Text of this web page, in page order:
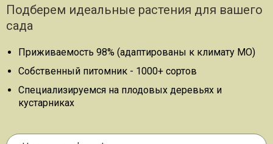
Подберем идеальные растения для вашего
сада
Приживаемость 98% (адаптированы к климату МО)
Собственный питомник - 1000+ сортов
Специализируемся на плодовых деревьях и
кустарниках